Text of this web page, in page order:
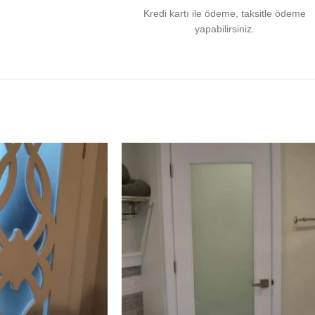
Kredi kartı ile ödeme, taksitle ödeme
yapabilirsiniz.